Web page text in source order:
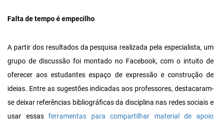
Falta de tempo é empecilho
A partir dos resultados da pesquisa realizada pela especialista, um
grupo de discussão foi montado no Facebook, com o intuito de
oferecer aos estudantes espaço de expressão e construção de
ideias. Entre as sugestões indicadas aos professores, destacaram-
se deixar referências bibliográficas da disciplina nas redes sociais e
usar essasferramentas para compartilhar material de apoio